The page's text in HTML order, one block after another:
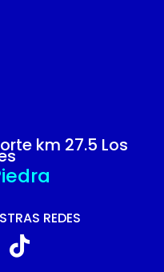
km 27.5 Los
REDES